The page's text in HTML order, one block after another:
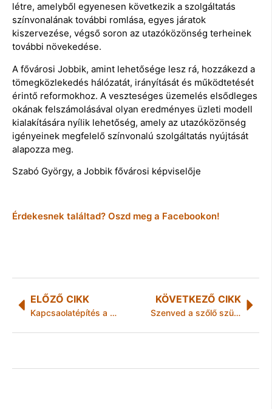
létre, amelyből egyenesen következik a szolgáltatás
színvonalának további romlása, egyes járatok
kiszervezése, végső soron az utazóközönség terheinek
további növekedése.
A fővárosi Jobbik, amint lehetősége lesz rá, hozzákezd a
tömegközlekedés hálózatát, irányítását és működtetését
érintő reformokhoz. A veszteséges üzemelés elsődleges
okának felszámolásával olyan eredményes üzleti modell
kialakítására nyílik lehetőség, amely az utazóközönség
igényeinek megfelelő színvonalú szolgáltatás nyújtását
alapozza meg.
Szabó György, a Jobbik fővárosi képviselője
Érdekesnek találtad? Oszd meg a Facebookon!
ELŐZŐ CIKK
Kapcsaolatépítés a kórházak között
KÖVETKEZŐ CIKK
Szenved a szőlő szüretel a borász